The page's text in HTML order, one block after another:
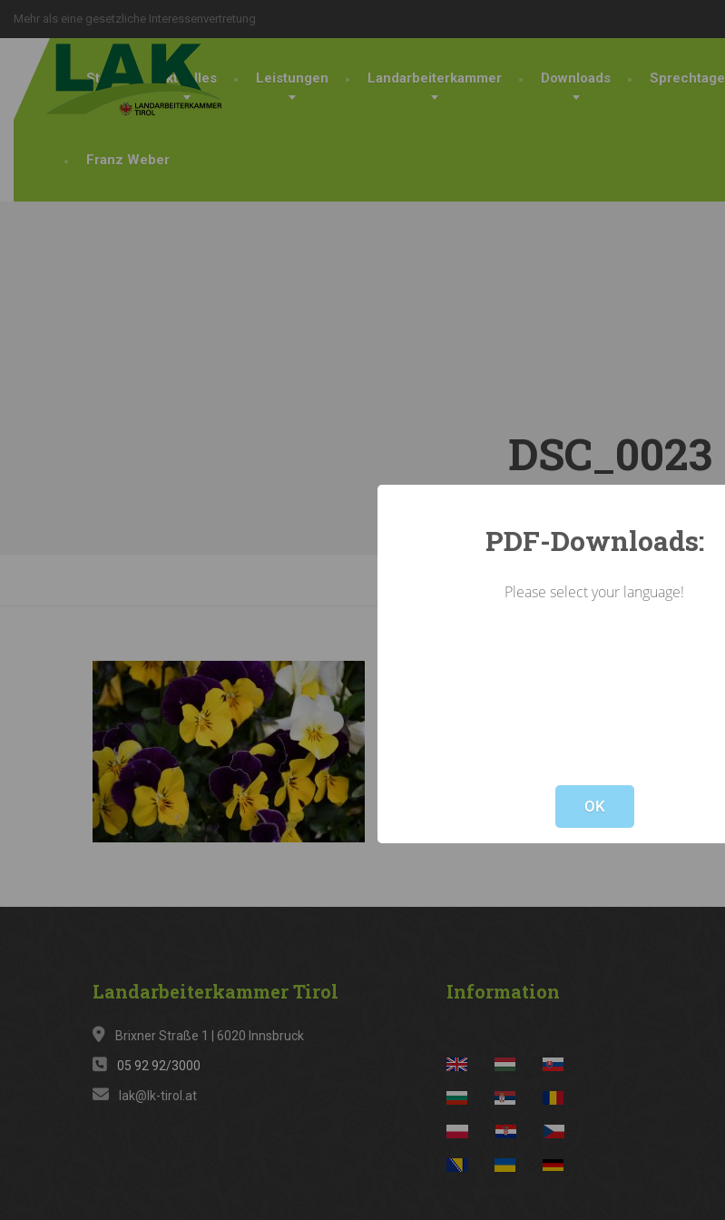
Mehr als eine gesetzliche Interessenvertretung
Start Aktuelles Leistungen Landarbeiterkammer Downloads Sprechtage
Franz Weber
DSC_0023
LandarbeiterkammerTirol
Brixner Straße 1 | 6020 Innsbruck
05 92 92/3000
lak@lk-tirol.at
Information
PDF-Downloads:
Please select your language!
OK